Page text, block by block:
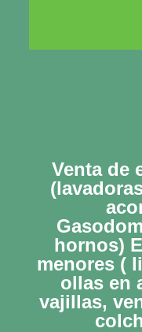
Venta de
hornos)
menores (
ollas en
vajillas,